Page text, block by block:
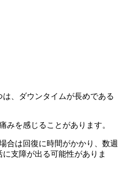
、ダウンタイムが長めである
みを感じることがあります。
合は回復に時間がかかり、数週
支障が出る可能性がありま